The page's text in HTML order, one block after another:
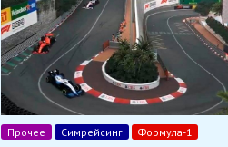
Прочее Симрейсинг Формула-1